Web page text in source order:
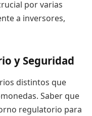
por varias
a inversores,
y Seguridad
distintos que
Saber que
regulatorio para